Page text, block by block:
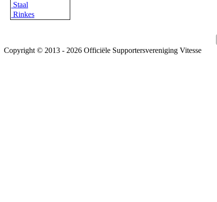
Staal
Rinkes
Copyright © 2013 - 2026 Officiële Supportersvereniging Vitesse